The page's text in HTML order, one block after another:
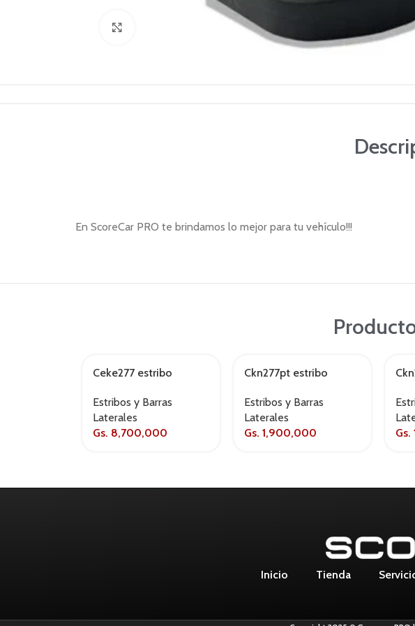
En ScoreCar PRO te brindamos lo mejor para tu vehículo!!!
Ceke277 estribo
2017+
Estribos y Barras
Laterales
Gs. 8,700,000
Ckn277pt estribo
negro
Estribos y Barras
Laterales
Gs. 1,900,000
Gs.
Inicio Tienda